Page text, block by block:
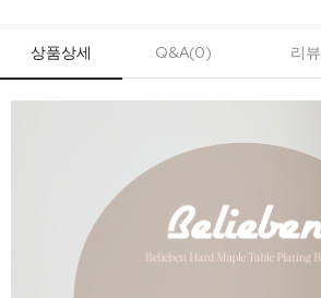
상품상세 Q&A(0) 리뷰